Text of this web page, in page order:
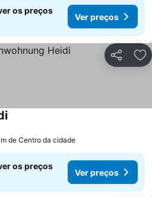
os preços
Ver preços
Partilhar
de Centro da cidade
os preços
Ver preços